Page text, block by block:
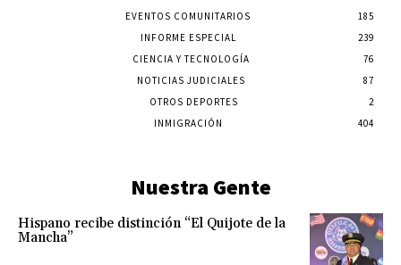
EVENTOS COMUNITARIOS
185
INFORME ESPECIAL
239
CIENCIA Y TECNOLOGÍA
76
NOTICIAS JUDICIALES
87
OTROS DEPORTES
2
INMIGRACIÓN
404
Nuestra Gente
Hispano recibe distinción “El Quijote de la
Mancha”